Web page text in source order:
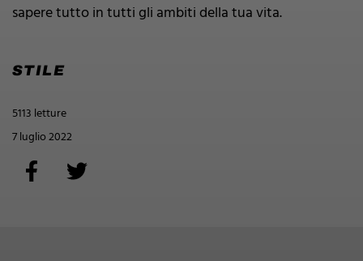
sapere tutto in tutti gli ambiti della tua vita.
STILE
5113 letture
7 luglio 2022